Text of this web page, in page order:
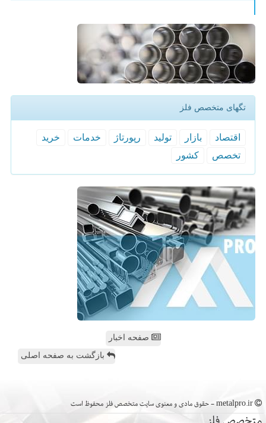
تگهای متخصص فلز
اقتصاد بازار تولید رپورتاژ خدمات
خرید
تخصص
كشور
صفحه اخبار
بازگشت به صفحه اصلی